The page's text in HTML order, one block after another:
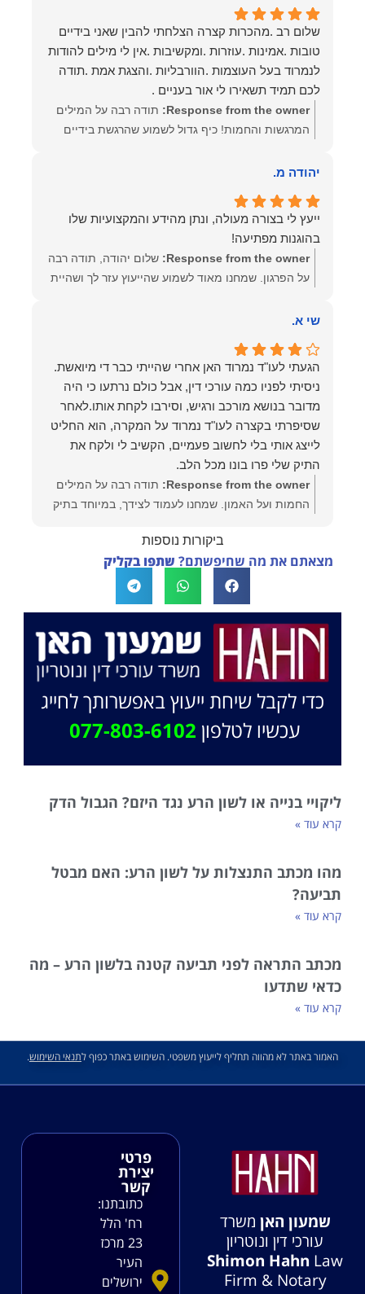
שלום רב .מהכרות קצרה הצלחתי להבין שאני בידיים
טובות .אמינות .עוזרות .ומקשיבות .אין לי מילים להודות
לנמרוד בעל העוצמות .הוורבליות .והצגת אמת .תודה
לכם תמיד תשאירו לי אור בעניים .
Response from the owner:
תודה רבה על המילים
המרגשות והחמות! כיף גדול לשמוע שהרגשת בידיים
תמיד לעמוד לרשותך! שמעון האן – משרד עורכי דין
יהודה מ.
ייעץ לי בצורה מעולה, ונתן מהידע והמקצועיות שלו
בהוגנות מפתיעה!
Response from the owner:
שלום יהודה, תודה רבה
על הפרגון. שמחנו מאוד לשמוע שהייעוץ עזר לך ושהיית
תמיד לעמוד לרשותך בהמשך הדרך.
שי א.
הגעתי לעו"ד נמרוד האן אחרי שהייתי כבר די מיואשת.
ניסיתי לפניו כמה עורכי דין, אבל כולם נרתעו כי היה
מדובר בנושא מורכב ורגיש, וסירבו לקחת אותו.לאחר
שסיפרתי בקצרה לעו"ד נמרוד על המקרה, הוא החליט
לייצג אותי בלי לחשוב פעמיים, הקשיב לי ולקח את
התיק שלי פרו בונו מכל הלב.
Response from the owner:
תודה רבה על המילים
החמות ועל האמון. שמחנו לעמוד לצידך, במיוחד בתיק
בשבילך. בברכה, משרד עו"ד שמעון האן ונוטריון
ביקורות נוספות
מצאתם את מה שחיפשתם? שתפו בקליק
כדי לקבל שיחת ייעוץ באפשרותך לחייג
עכשיו לטלפון 077-803-6102
ליקויי בנייה או לשון הרע נגד היזם? הגבול הדק
קרא עוד »
מהו מכתב התנצלות על לשון הרע: האם מבטל
תביעה?
קרא עוד »
מכתב התראה לפני תביעה קטנה בלשון הרע – מה
כדאי שתדעו
קרא עוד »
האמור באתר לא מהווה תחליף לייעוץ משפטי. השימוש באתר כפוף לתנאי השימוש.
שמעון האן משרד
עורכי דין ונוטריון
Shimon Hahn Law
Firm & Notary
פרטי
יצירת
קשר
כתובתנו:
רח' הלל
23 מרכז
העיר
ירושלים